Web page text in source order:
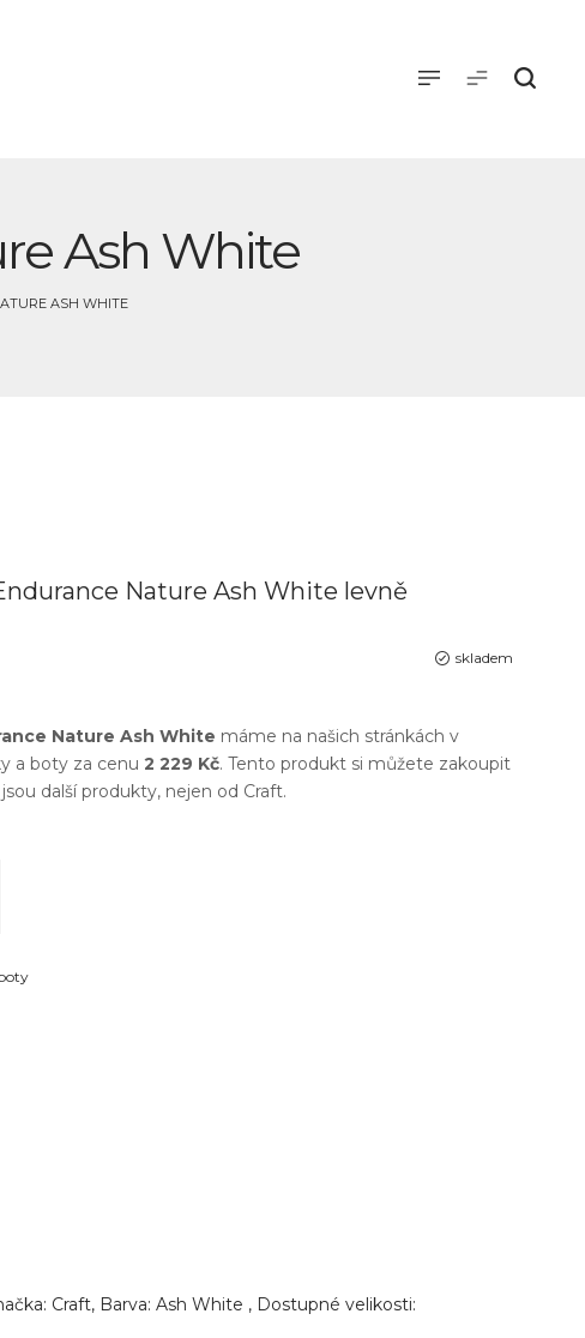
Ash White
ASH WHITE
Nature Ash White levně
skladem
Nature Ash White máme na našich stránkách v
a boty za cenu 2 229 Kč. Tento produkt si můžete zakoupit
další produkty, nejen od Craft.
Craft, Barva: Ash White , Dostupné velikosti: